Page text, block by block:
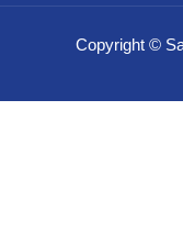
Copyright ©